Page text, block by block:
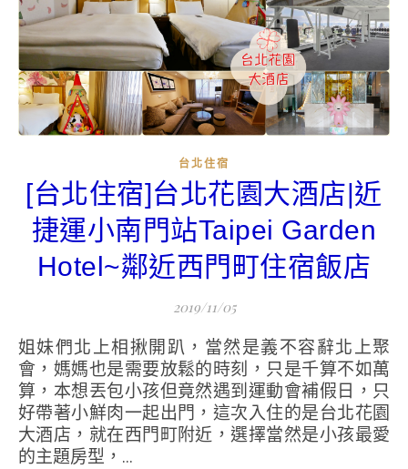
台北住宿
[台北住宿]台北花園大酒店|近
捷運小南門站Taipei Garden
Hotel~鄰近西門町住宿飯店
2019/11/05
姐妹們北上相揪開趴，當然是義不容辭北上聚
會，媽媽也是需要放鬆的時刻，只是千算不如萬
算，本想丟包小孩但竟然遇到運動會補假日，只
好帶著小鮮肉一起出門，這次入住的是台北花園
大酒店，就在西門町附近，選擇當然是小孩最愛
的主題房型，...